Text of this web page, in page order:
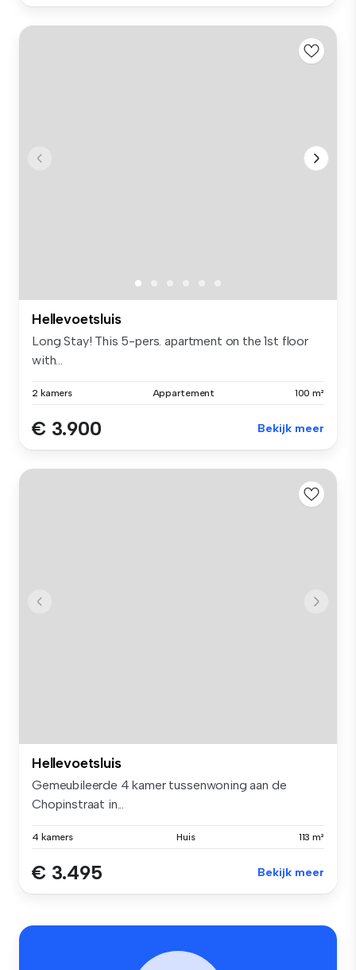
Hellevoetsluis
Long Stay! This 5-pers. apartment on the 1st floor
with...
2 kamers Appartement 100 m²
€ 3.900 Bekijk meer
Hellevoetsluis
Gemeubileerde 4 kamer tussenwoning aan de
Chopinstraat in...
4 kamers Huis 113 m²
€ 3.495 Bekijk meer